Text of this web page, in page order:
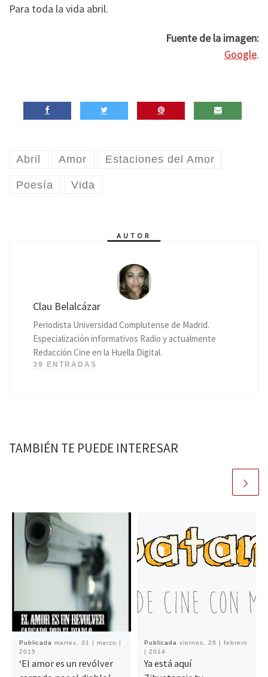
Para toda la vida abril.
Fuente de la imagen:
Google.
Abril Amor Estaciones del Amor
Poesía Vida
AUTOR
Clau Belalcázar
Periodista Universidad Complutense de Madrid.
Especialización informativos Radio y actualmente
Redacción Cine en la Huella Digital.
39 ENTRADAS
TAMBIÉN TE PUEDE INTERESAR
Publicada martes, 31 | marzo |
2015
‘El amor es un revólver
Publicada viernes, 28 | febrero
| 2014
Ya está aquí